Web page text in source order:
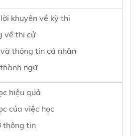
khuyên về kỳ thi
về thi cử
thông tin cá nhân
ngữ
hiệu quả
của việc học
thông tin